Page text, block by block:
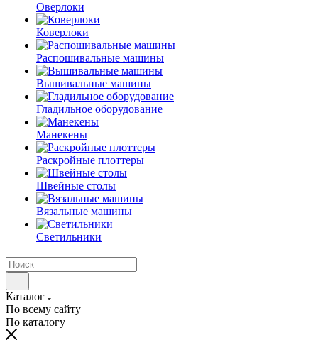
Оверлоки
Коверлоки
Распошивальные машины
Вышивальные машины
Гладильное оборудование
Манекены
Раскройные плоттеры
Швейные столы
Вязальные машины
Светильники
Каталог
По всему сайту
По каталогу